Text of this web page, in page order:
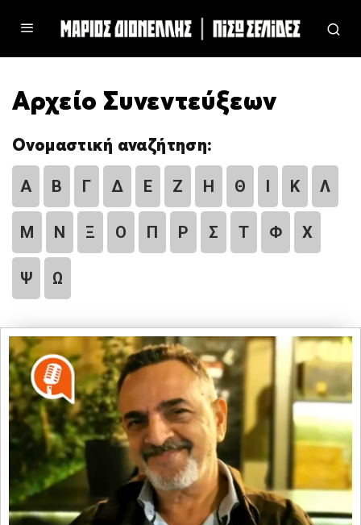
Αρχείο Συνεντεύξεων
Ονομαστική αναζήτηση:
Α Β Γ Δ Ε Ζ Η Θ Ι Κ Λ
Μ Ν Ξ Ο Π Ρ Σ Τ Φ Χ
Ψ Ω